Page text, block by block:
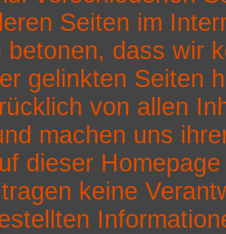
Seiten im
betonen, dass wir
gelinkten Seiten
von allen
machen uns
dieser
keine